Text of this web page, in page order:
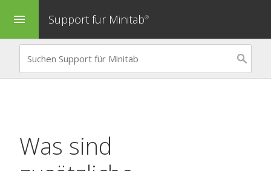
menu Support für Minitab®
Was sind